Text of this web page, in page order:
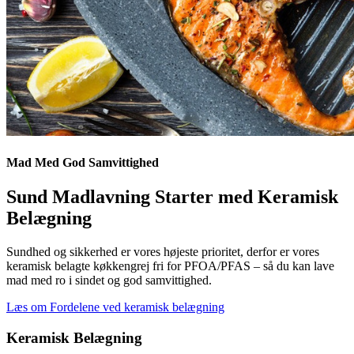
Mad Med God Samvittighed
Sund Madlavning Starter med Keramisk
Belægning
Sundhed og sikkerhed er vores højeste prioritet, derfor er vores
keramisk belagte køkkengrej fri for PFOA/PFAS – så du kan lave
mad med ro i sindet og god samvittighed.
Læs om Fordelene ved keramisk belægning
Keramisk Belægning